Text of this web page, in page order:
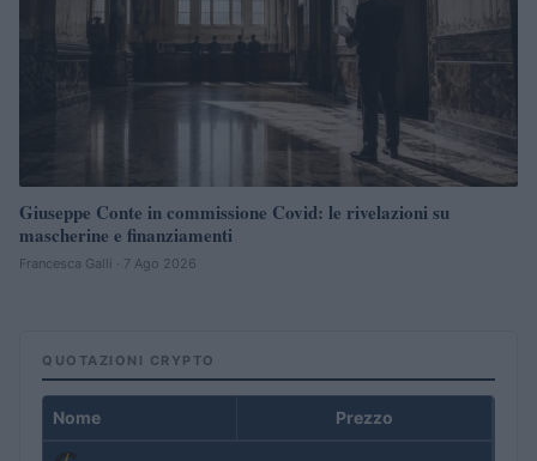
Giuseppe Conte in commissione Covid: le rivelazioni su
mascherine e finanziamenti
Francesca Galli · 7 Ago 2026
QUOTAZIONI CRYPTO
Nome Prezzo